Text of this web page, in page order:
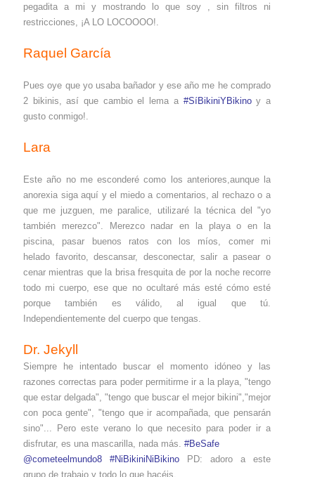
pegadita a mi y mostrando lo que soy , sin filtros ni
restricciones, ¡A LO LOCOOOO!.
Raquel García
Pues oye que yo usaba bañador y ese año me he comprado
2 bikinis, así que cambio el lema a #SíBikiniYBikinoy a
gusto conmigo!.
Lara
Este año no me esconderé como los anteriores,aunque la
anorexia siga aquí y el miedo a comentarios, al rechazo o a
que me juzguen, me paralice, utilizaré la técnica del "yo
también merezco". Merezco nadar en la playa o en la
piscina, pasar buenos ratos con los míos, comer mi
helado favorito, descansar, desconectar, salir a pasear o
cenar mientras que la brisa fresquita de por la noche recorre
todo mi cuerpo, ese que no ocultaré más esté cómo esté
porque también es válido, al igual que tú.
Independientemente del cuerpo que tengas.
Dr. Jekyll
Siempre he intentado buscar el momento idóneo y las
razones correctas para poder permitirme ir a la playa, "tengo
que estar delgada", "tengo que buscar el mejor bikini","mejor
con poca gente", "tengo que ir acompañada, que pensarán
sino"... Pero este verano lo que necesito para poder ir a
disfrutar, es una mascarilla, nada más. #BeSafe
@cometeelmundo8
#NiBikiniNiBikino PD: adoro a este
grupo de trabajo y todo lo que hacéis.